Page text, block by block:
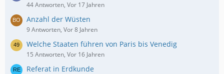
44 Antworten, Vor 17 Jahren
Anzahl der Wüsten
9 Antworten, Vor 8 Jahren
Welche Staaten führen von Paris bis Venedig
15 Antworten, Vor 16 Jahren
Referat in Erdkunde